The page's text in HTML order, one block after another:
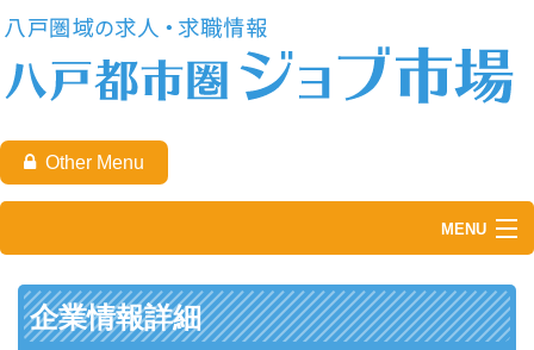
Other Menu
MENU
TOP
求職者の方
企業情報詳細